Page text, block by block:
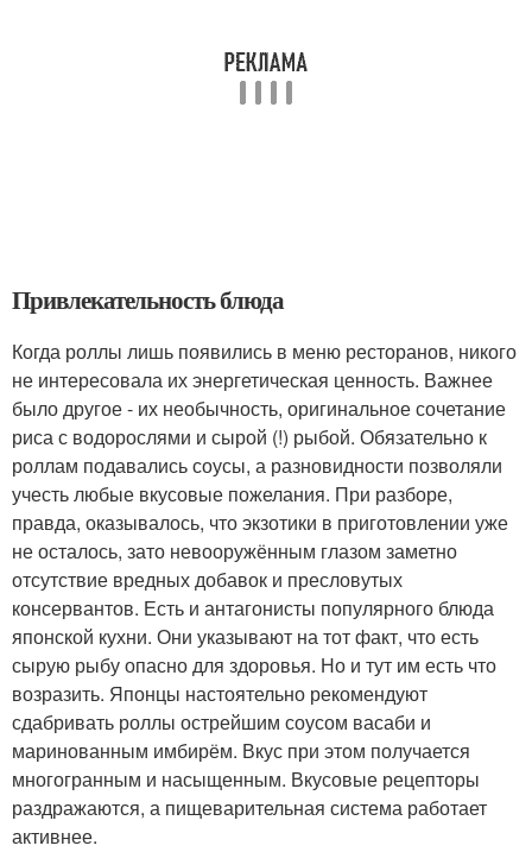
Привлекательность блюда
Когда роллы лишь появились в меню ресторанов, никого
не интересовала их энергетическая ценность. Важнее
было другое - их необычность, оригинальное сочетание
риса с водорослями и сырой (!) рыбой. Обязательно к
роллам подавались соусы, а разновидности позволяли
учесть любые вкусовые пожелания. При разборе,
правда, оказывалось, что экзотики в приготовлении уже
не осталось, зато невооружённым глазом заметно
отсутствие вредных добавок и пресловутых
консервантов. Есть и антагонисты популярного блюда
японской кухни. Они указывают на тот факт, что есть
сырую рыбу опасно для здоровья. Но и тут им есть что
возразить. Японцы настоятельно рекомендуют
сдабривать роллы острейшим соусом васаби и
маринованным имбирём. Вкус при этом получается
многогранным и насыщенным. Вкусовые рецепторы
раздражаются, а пищеварительная система работает
активнее.